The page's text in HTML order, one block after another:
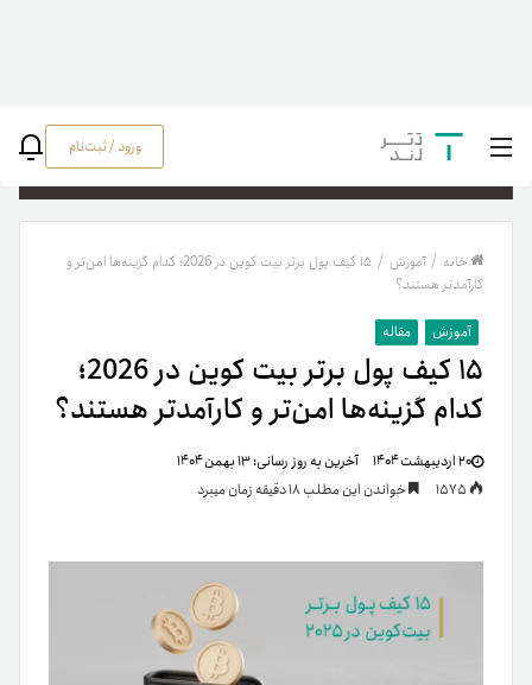
ورود / ثبت‌نام
خانه / آموزش /
۱۵ کیف پول برتر بیت کوین در 2026؛ کدام گزینه‌ها امن‌تر و
کارآمدتر هستند؟
آموزش مقاله
۱۵ کیف پول برتر بیت کوین در 2026؛
کدام گزینه‌ها امن‌تر و کارآمدتر هستند؟
۲۰ اردیبهشت ۱۴۰۴ آخرین به روز رسانی:۱۳ بهمن ۱۴۰۴
خواندن این مطلب 18 دقیقه زمان میبرد